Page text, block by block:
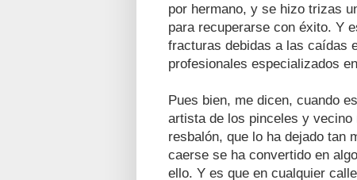
por hermano, y se hizo trizas
para recuperarse con éxito. Y
fracturas debidas a las caídas
profesionales especializados
Pues bien, me dicen, cuando
artista de los pinceles y vecino
resbalón, que lo ha dejado tan
caerse se ha convertido en
ello. Y es que en cualquier